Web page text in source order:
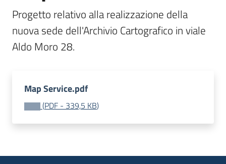
Leggi
Atti
Bandi
Programmi
Progetto relativo alla realizzazione della
nuova sede dell'Archivio Cartografico in viale
Aldo Moro 28.
Map Service.pdf
(PDF - 339,5 KB)